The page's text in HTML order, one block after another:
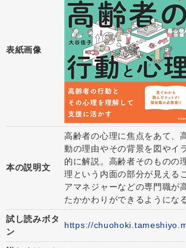
表紙画像
本の説明文
高齢者の心理に焦点をあて、
動の理由やその背景を図やイ
的に解説。高齢者そのものの
理という内面の部分が見える
アマネジャーなどの専門職が
たかかわりができるようにな
試し読みボタ
ン
https://